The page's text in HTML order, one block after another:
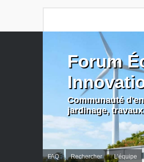
FAQ Rechercher L’équipe
Forum
Communauté
jardinage,